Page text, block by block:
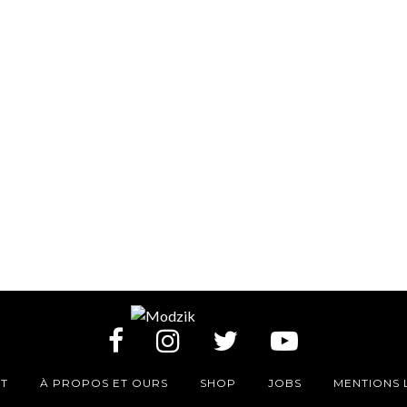
À PROPOS ET OURS SHOP JOBS MENTIONS